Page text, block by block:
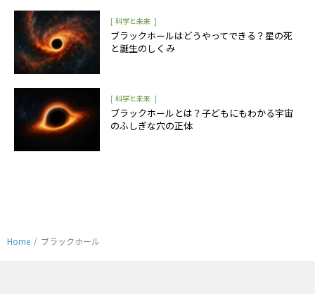
[ 科学と未来 ]
ブラックホールはどうやってできる？星の死
と誕生のしくみ
[ 科学と未来 ]
ブラックホールとは？子どもにもわかる宇宙
のふしぎな穴の正体
Home / ブラックホール